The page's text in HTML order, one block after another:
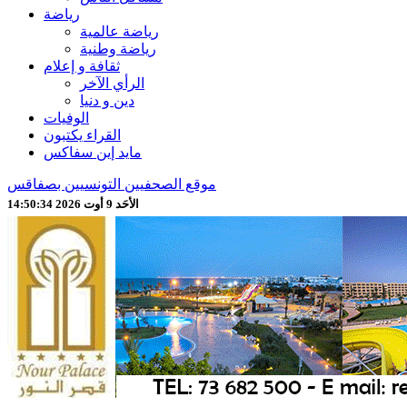
رياضة
رياضة عالمية
رياضة وطنية
ثقافة و إعلام
الرأي الآخر
دين و دنيا
الوفيات
القراء يكتبون
مايد إين سفاكس
موقع الصحفيين التونسيين بصفاقس
الأحَد 9 أوت 2026 14:50:36